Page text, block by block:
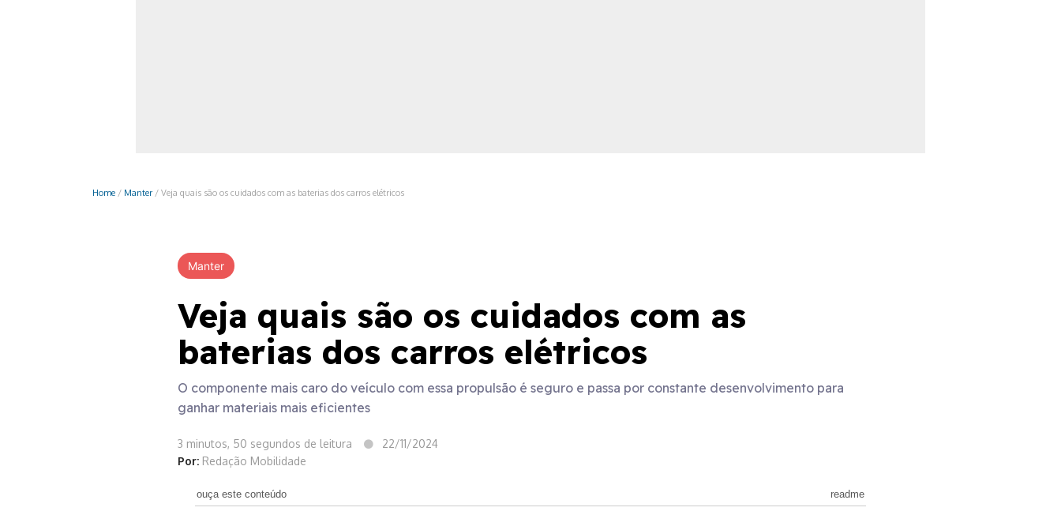
Home / Manter/ Veja quais são os cuidados com as baterias dos carros elétricos
Manter
Veja quais são os cuidados com as
baterias dos carros elétricos
O componente mais caro do veículo com essa propulsão é seguro e passa por constante desenvolvimento para
ganhar materiais mais eficientes
3 minutos, 50 segundos de leitura
22/11/2024
Por: Redação Mobilidade
ouça este conteúdo readme